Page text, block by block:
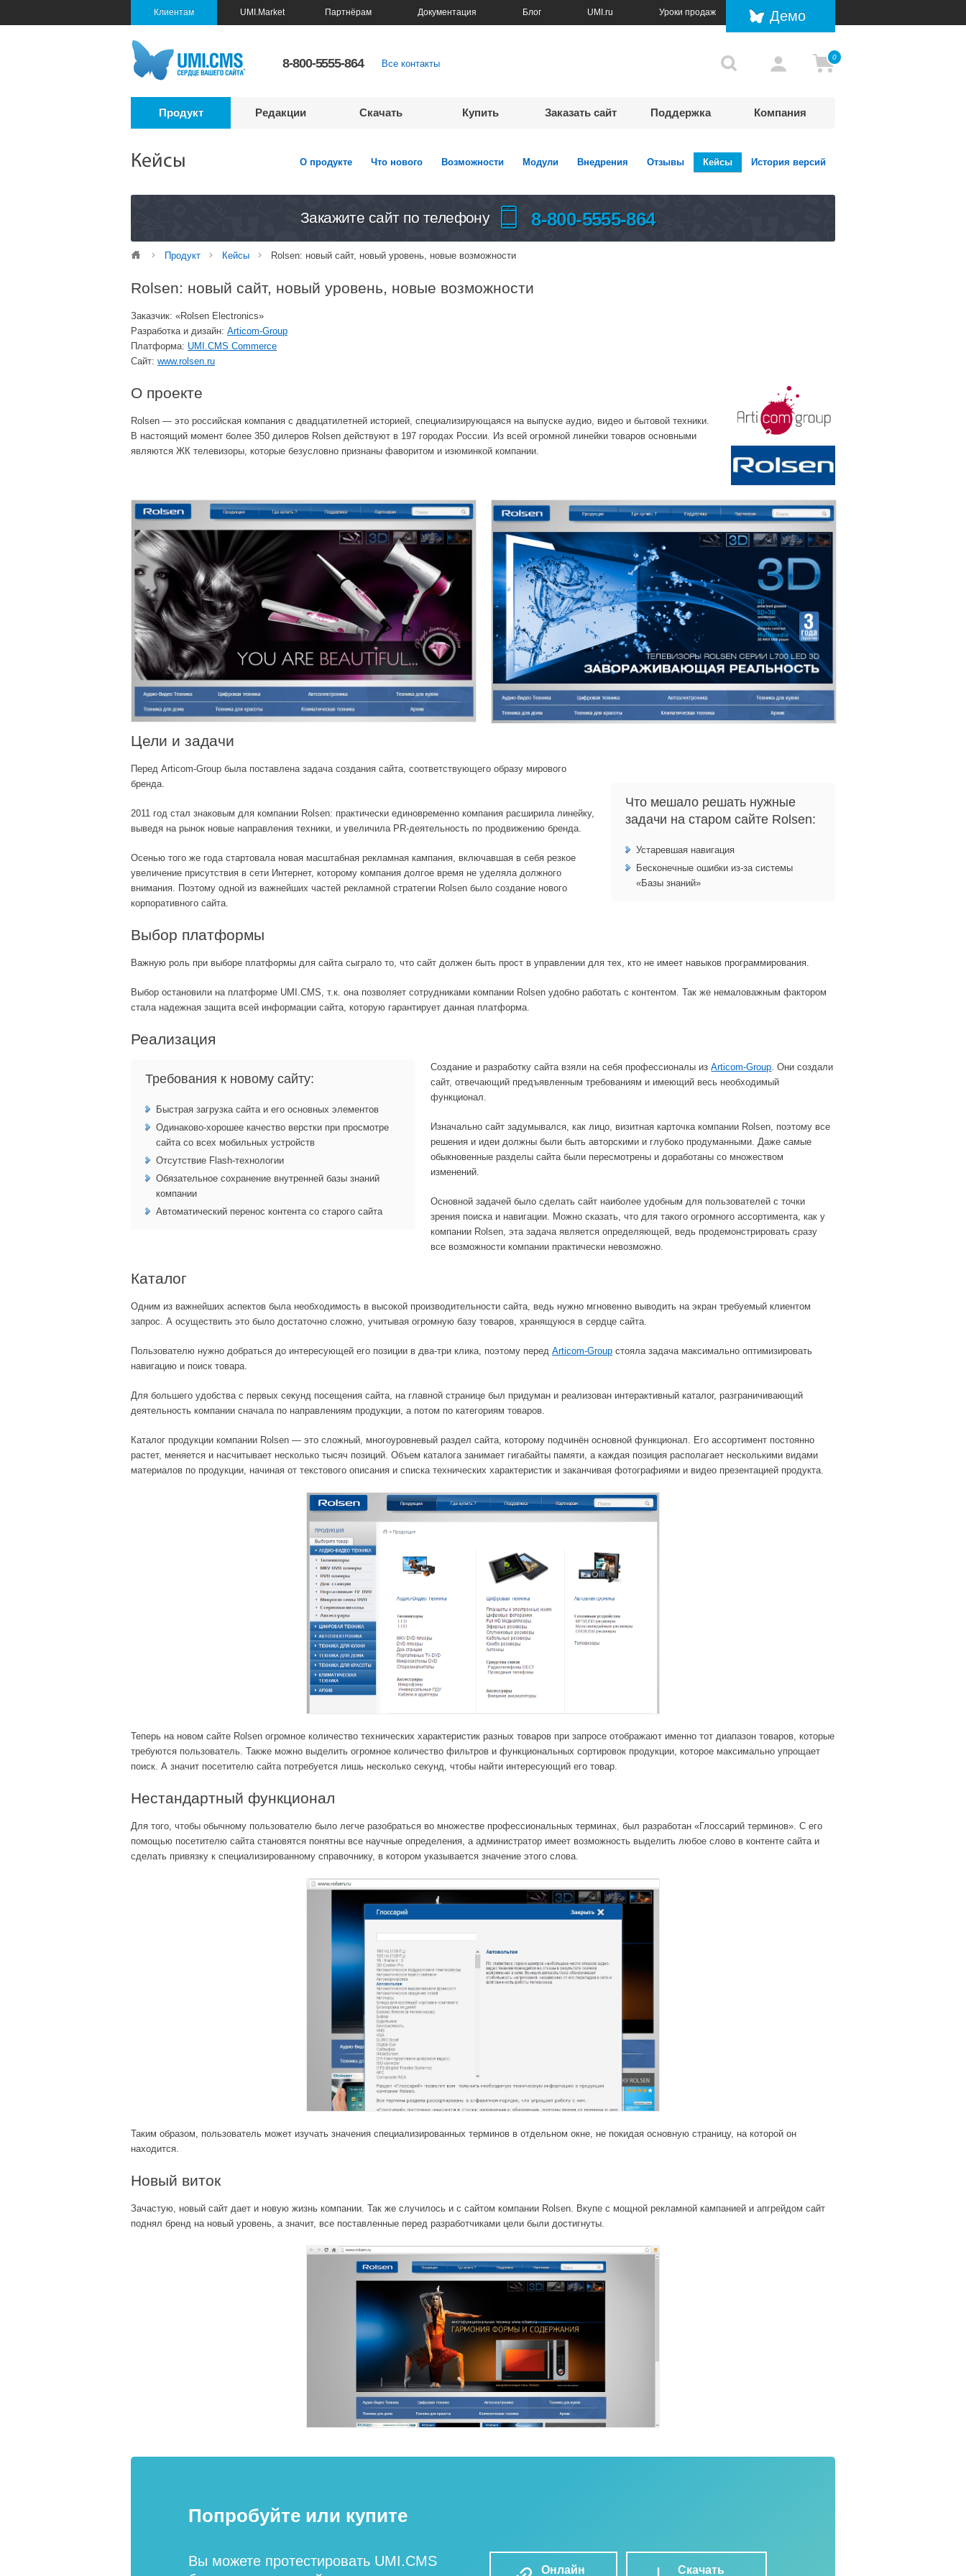
Клиентам UMI.Market Партнёрам Документация Блог UMI.ru Уроки продаж Демо
8-800-5555-864 Все контакты
0
Продукт Редакции Скачать Купить Заказать сайт Поддержка Компания
Кейсы О продукте Что нового Возможности Модули Внедрения Отзывы Кейсы История версий
Закажите сайт по телефону 8-800-5555-864
Продукт Кейсы Rolsen: новый сайт, новый уровень, новые возможности
Rolsen: новый сайт, новый уровень, новые возможности
Заказчик: «Rolsen Electronics»
Разработка и дизайн: Articom-Group
Платформа: UMI.CMS Commerce
Сайт: www.rolsen.ru
О проекте
Rolsen — это российская компания с двадцатилетней историей, специализирующаяся на выпуске аудио, видео и бытовой техники.
В настоящий момент более 350 дилеров Rolsen действуют в 197 городах России. Из всей огромной линейки товаров основными
являются ЖК телевизоры, которые безусловно признаны фаворитом и изюминкой компании.
Цели и задачи
Перед Articom-Group была поставлена задача создания сайта, соответствующего образу мирового
бренда.
2011 год стал знаковым для компании Rolsen: практически единовременно компания расширила линейку,
выведя на рынок новые направления техники, и увеличила PR-деятельность по продвижению бренда.
Осенью того же года стартовала новая масштабная рекламная кампания, включавшая в себя резкое
увеличение присутствия в сети Интернет, которому компания долгое время не уделяла должного
внимания. Поэтому одной из важнейших частей рекламной стратегии Rolsen было создание нового
корпоративного сайта.
Что мешало решать нужные
задачи на старом сайте Rolsen:
Устаревшая навигация
Бесконечные ошибки из-за системы
«Базы знаний»
Выбор платформы
Важную роль при выборе платформы для сайта сыграло то, что сайт должен быть прост в управлении для тех, кто не имеет навыков программирования.
Выбор остановили на платформе UMI.CMS, т.к. она позволяет сотрудниками компании Rolsen удобно работать с контентом. Так же немаловажным фактором
стала надежная защита всей информации сайта, которую гарантирует данная платформа.
Реализация
Требования к новому сайту:
Быстрая загрузка сайта и его основных элементов
Одинаково-хорошее качество верстки при просмотре
сайта со всех мобильных устройств
Отсутствие Flash-технологии
Обязательное сохранение внутренней базы знаний
компании
Автоматический перенос контента со старого сайта
Создание и разработку сайта взяли на себя профессионалы изArticom-Group . Они создали
сайт, отвечающий предъявленным требованиям и имеющий весь необходимый
функционал.
Изначально сайт задумывался, как лицо, визитная карточка компании Rolsen, поэтому все
решения и идеи должны были быть авторскими и глубоко продуманными. Даже самые
обыкновенные разделы сайта были пересмотрены и доработаны со множеством
изменений.
Основной задачей было сделать сайт наиболее удобным для пользователей с точки
зрения поиска и навигации. Можно сказать, что для такого огромного ассортимента, как у
компании Rolsen, эта задача является определяющей, ведь продемонстрировать сразу
все возможности компании практически невозможно.
Каталог
Одним из важнейших аспектов была необходимость в высокой производительности сайта, ведь нужно мгновенно выводить на экран требуемый клиентом
запрос. А осуществить это было достаточно сложно, учитывая огромную базу товаров, хранящуюся в сердце сайта.
Пользователю нужно добраться до интересующей его позиции в два-три клика, поэтому перед Articom-Group стояла задача максимально оптимизировать
навигацию и поиск товара.
Для большего удобства с первых секунд посещения сайта, на главной странице был придуман и реализован интерактивный каталог, разграничивающий
деятельность компании сначала по направлениям продукции, а потом по категориям товаров.
Каталог продукции компании Rolsen — это сложный, многоуровневый раздел сайта, которому подчинён основной функционал. Его ассортимент постоянно
растет, меняется и насчитывает несколько тысяч позиций. Объем каталога занимает гигабайты памяти, а каждая позиция располагает несколькими видами
материалов по продукции, начиная от текстового описания и списка технических характеристик и заканчивая фотографиями и видео презентацией продукта.
Теперь на новом сайте Rolsen огромное количество технических характеристик разных товаров при запросе отображают именно тот диапазон товаров, которые
требуются пользователь. Также можно выделить огромное количество фильтров и функциональных сортировок продукции, которое максимально упрощает
поиск. А значит посетителю сайта потребуется лишь несколько секунд, чтобы найти интересующий его товар.
Нестандартный функционал
Для того, чтобы обычному пользователю было легче разобраться во множестве профессиональных терминах, был разработан «Глоссарий терминов». С его
помощью посетителю сайта становятся понятны все научные определения, а администратор имеет возможность выделить любое слово в контенте сайта и
сделать привязку к специализированному справочнику, в котором указывается значение этого слова.
Таким образом, пользователь может изучать значения специализированных терминов в отдельном окне, не покидая основную страницу, на которой он
находится.
Новый виток
Зачастую, новый сайт дает и новую жизнь компании. Так же случилось и с сайтом компании Rolsen. Вкупе с мощной рекламной кампанией и апгрейдом сайт
поднял бренд на новый уровень, а значит, все поставленные перед разработчиками цели были достигнуты.
Попробуйте или купите
Вы можете протестировать UMI.CMS
Онлайн Скачать